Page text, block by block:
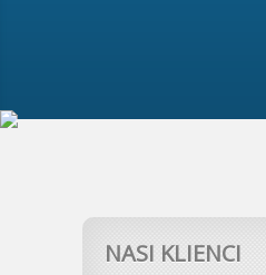
NASI KLIENCI